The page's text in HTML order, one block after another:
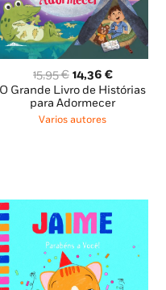
15,95€ O
preço
original
era:
14,36 €O
preço
atual
O Grande Livro de Histórias
para Adormecer
Varios autores